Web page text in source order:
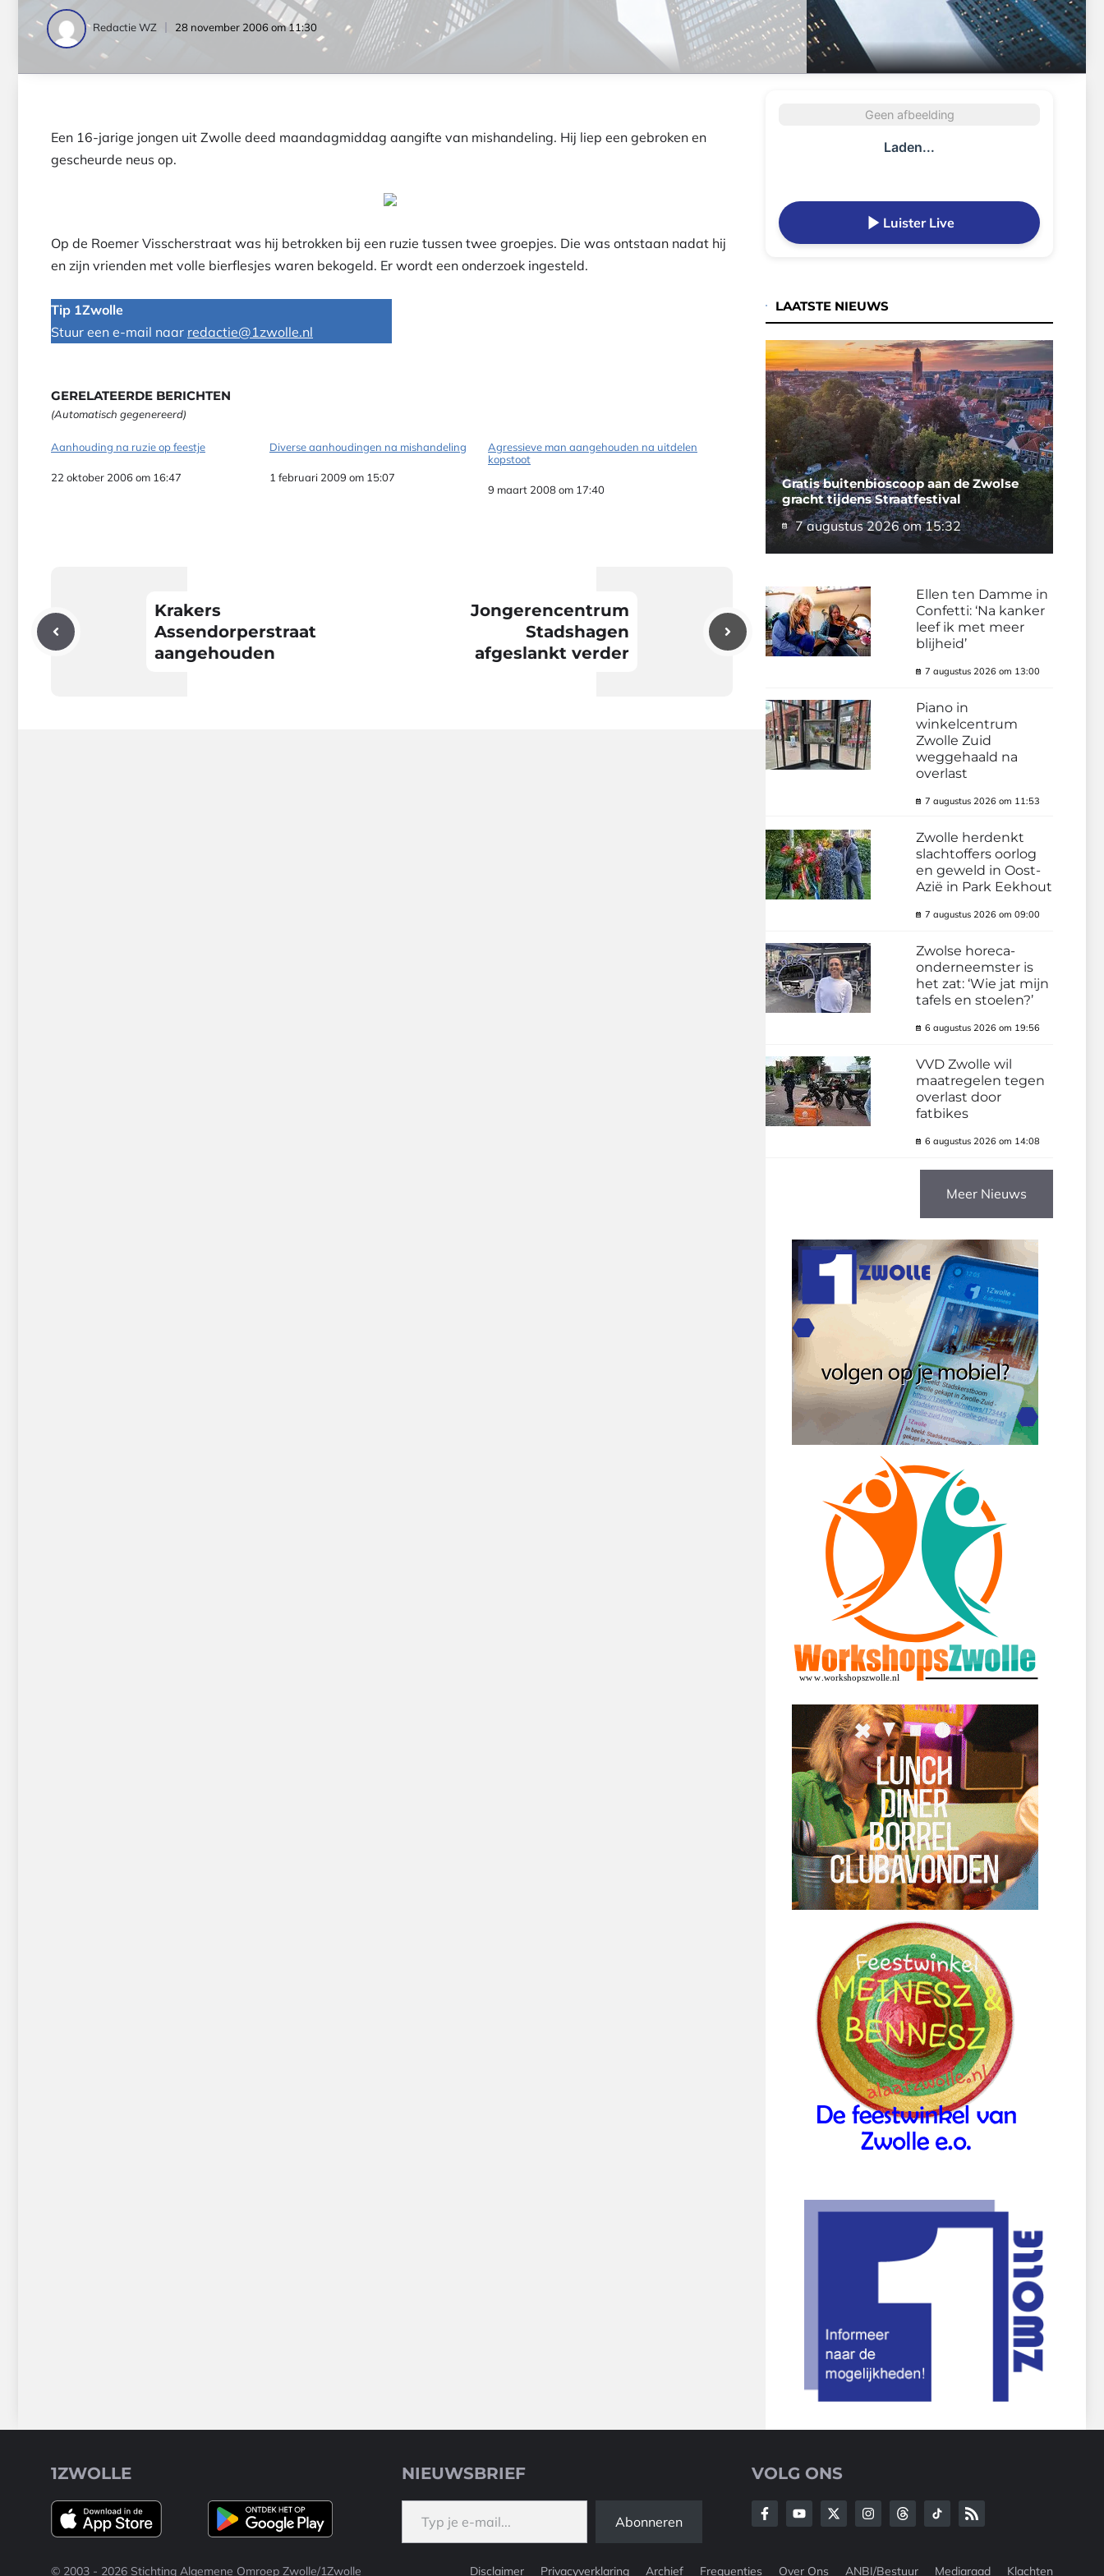
Redactie WZ 28 november 2006 om 11:30
Een 16-jarige jongen uit Zwolle deed maandagmiddag aangifte van mishandeling. Hij liep een gebroken en
gescheurde neus op.
Op de Roemer Visscherstraat was hij betrokken bij een ruzie tussen twee groepjes. Die was ontstaan nadat hij
en zijn vrienden met volle bierflesjes waren bekogeld. Er wordt een onderzoek ingesteld.
Tip 1Zwolle
Stuur een e-mail naar redactie@1zwolle.nl
GERELATEERDE BERICHTEN
(Automatisch gegenereerd)
Aanhouding na ruzie op feestje
Datum
22 oktober 2006 om 16:47
Diverse aanhoudingen na mishandeling
Datum
1 februari 2009 om 15:07
Agressieve man aangehouden na uitdelen
kopstoot
Datum
9 maart 2008 om 17:40
Krakers
Assendorperstraat
aangehouden
Jongerencentrum
Stadshagen
afgeslankt verder
Geen afbeelding
Laden...
Luister Live
LAATSTE NIEUWS
Gratis buitenbioscoop aan de Zwolse
gracht tijdens Straatfestival
7 augustus 2026 om 15:32
Ellen ten Damme in
Confetti: ‘Na kanker
leef ik met meer
blijheid’
7 augustus 2026 om 13:00
Piano in
winkelcentrum
Zwolle Zuid
weggehaald na
overlast
7 augustus 2026 om 11:53
Zwolle herdenkt
slachtoffers oorlog
en geweld in Oost-
Azië in Park Eekhout
7 augustus 2026 om 09:00
Zwolse horeca-
onderneemster is
het zat: ‘Wie jat mijn
tafels en stoelen?’
6 augustus 2026 om 19:56
VVD Zwolle wil
maatregelen tegen
overlast door
fatbikes
6 augustus 2026 om 14:08
Meer Nieuws
1ZWOLLE NIEUWSBRIEF
Typ je e-mail...
Abonneren
VOLG ONS
© 2003 - 2026 Stichting Algemene Omroep Zwolle/1Zwolle Disclaimer Privacyverklaring Archief Frequenties Over Ons ANBI/Bestuur Mediaraad Klachten